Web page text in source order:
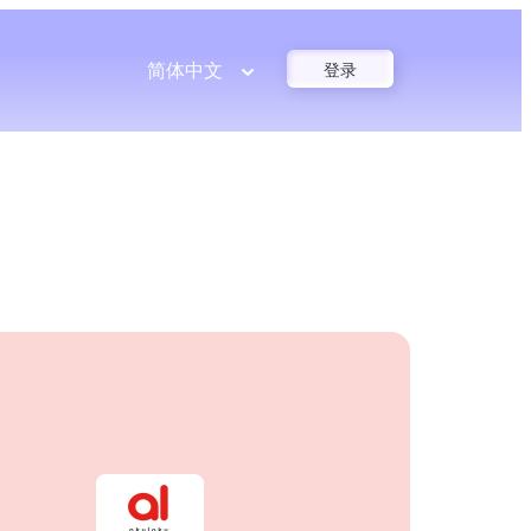
简体中文 登录